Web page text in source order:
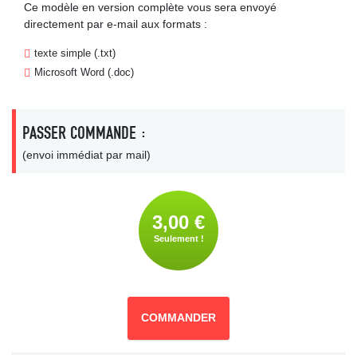
Ce modèle en version complète vous sera envoyé
directement par e-mail aux formats :
texte simple (.txt)
Microsoft Word (.doc)
PASSER COMMANDE :
(envoi immédiat par mail)
3,00 €
Seulement !
COMMANDER